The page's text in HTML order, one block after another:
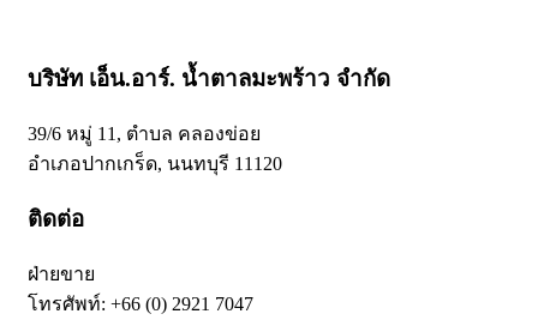
บริษัท เอ็น.อาร์. น้ำตาลมะพร้าว จำกัด
39/6 หมู่ 11, ตำบล คลองข่อย
อำเภอปากเกร็ด, นนทบุรี 11120
ติดต่อ
ฝ่ายขาย
โทรศัพท์: +66 (0) 2921 7047